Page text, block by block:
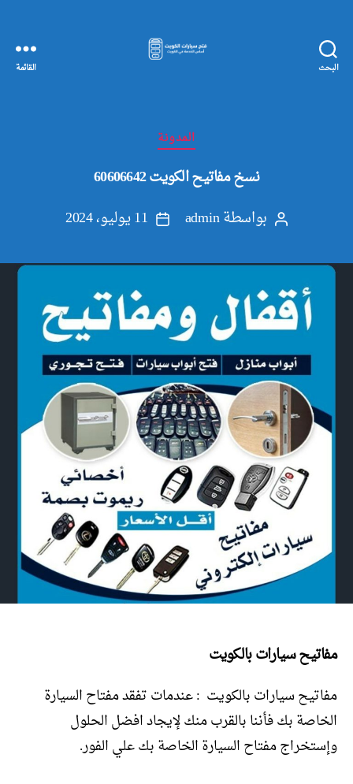
البحث
الكويت
القائمة
التصنيفاتالمدونة
نسخ مفاتيح الكويت 60606642
كاتببواسطةadmin
تاريخ
11 يوليو، 2024
مفاتيح سيارات بالكويت
مفاتيح سيارات بالكويت : عندمات تفقد مفتاح السيارة
الخاصة بك فأننا بالقرب منك لإيجاد افضل الحلول
وإستخراج مفتاح السيارة الخاصة بك علي الفور.